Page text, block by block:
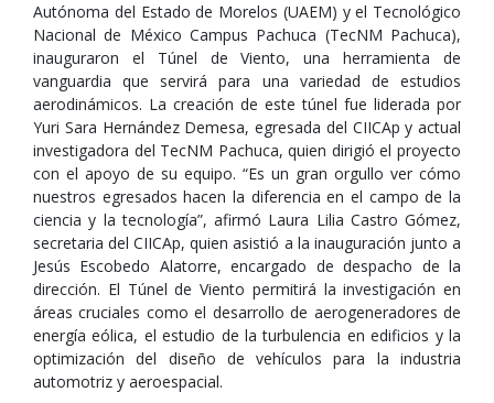
Autónoma del Estado de Morelos (UAEM) y el Tecnológico
Nacional de México Campus Pachuca (TecNM Pachuca),
inauguraron el Túnel de Viento, una herramienta de
vanguardia que servirá para una variedad de estudios
aerodinámicos. La creación de este túnel fue liderada por
Yuri Sara Hernández Demesa, egresada del CIICAp y actual
investigadora del TecNM Pachuca, quien dirigió el proyecto
con el apoyo de su equipo. “Es un gran orgullo ver cómo
nuestros egresados hacen la diferencia en el campo de la
ciencia y la tecnología”, afirmó Laura Lilia Castro Gómez,
secretaria del CIICAp, quien asistió a la inauguración junto a
Jesús Escobedo Alatorre, encargado de despacho de la
dirección. El Túnel de Viento permitirá la investigación en
áreas cruciales como el desarrollo de aerogeneradores de
energía eólica, el estudio de la turbulencia en edificios y la
optimización del diseño de vehículos para la industria
automotriz y aeroespacial.